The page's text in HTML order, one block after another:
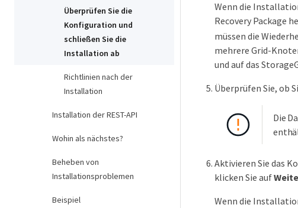
Überprüfen Sie die
Konfiguration und
schließen Sie die
Installation ab
Richtlinien nach der
Installation
Installation der REST-API
Wohin als nächstes?
Beheben von
Installationsproblemen
Beispiel
Wenn die
Recovery Package
müssen die
mehrere Grid-
und auf das
Überprüfen Sie, ob
Die
Aktivieren Sie das
klicken Sie auf
Wenn die